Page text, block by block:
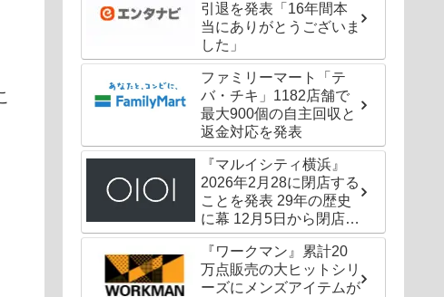
引退を発表「16年間本
当にありがとうございま
した」
ファミリーマート「テ
バ・チキ」1182店舗で
最大900個の自主回収と
返金対応を発表
『マルイシティ横浜』
2026年2月28に閉店する
ことを発表 29年の歴史
に幕 12月5日から閉店セ
ールも
『ワークマン』累計20
万点販売の大ヒットシリ
ーズにメンズアイテムが